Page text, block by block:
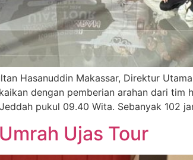
Hasanuddin Makassar, Direktur
dengan pemberian arahan dari
pukul 09.40 Wita. Sebanyak 102
Ujas Tour